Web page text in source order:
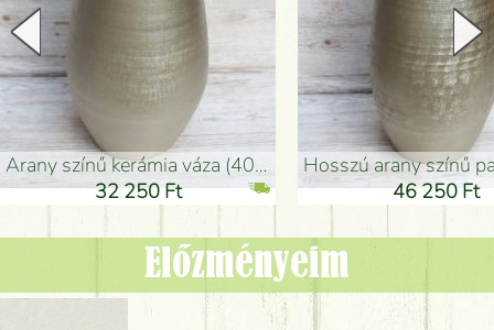
arany színű kerámia váza (40x26cm)
32 250 Ft
hosszú arany színű
46 250 Ft
Előzményeim